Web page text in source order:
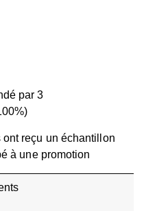
par 3
reçu un échantillon
à une promotion